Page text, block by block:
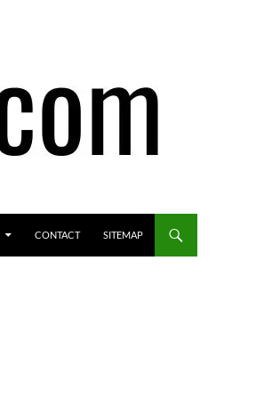
CONTACT SITEMAP